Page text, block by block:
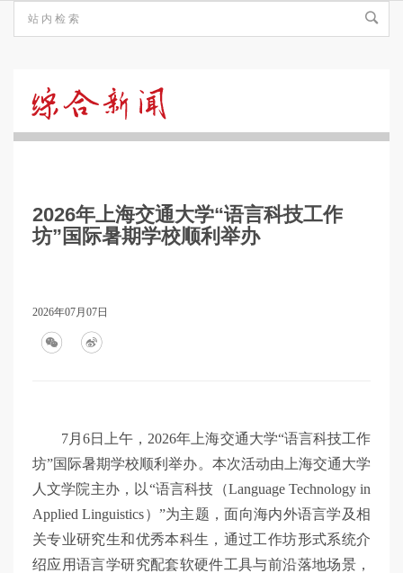
新
2026年上海交通大学“语言科技工作
坊”国际暑期学校顺利举办
2026年07月07日
7月6日上午，2026年上海交通大学“语言科技工作
坊”国际暑期学校顺利举办。本次活动由上海交通大学
人文学院主办，以“语言科技（Language Technology in
Applied Linguistics）”为主题，面向海内外语言学及相
关专业研究生和优秀本科生，通过工作坊形式系统介
绍应用语言学研究配套软硬件工具与前沿落地场景，